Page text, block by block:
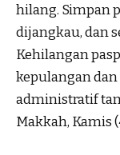
hilang. Simpan
dijangkau, dan
Kehilangan
kepulangan
administratif
Makkah, Kamis